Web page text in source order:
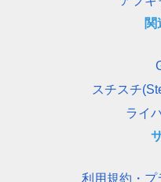
関
スチスチ
ライ
利用規約・プ